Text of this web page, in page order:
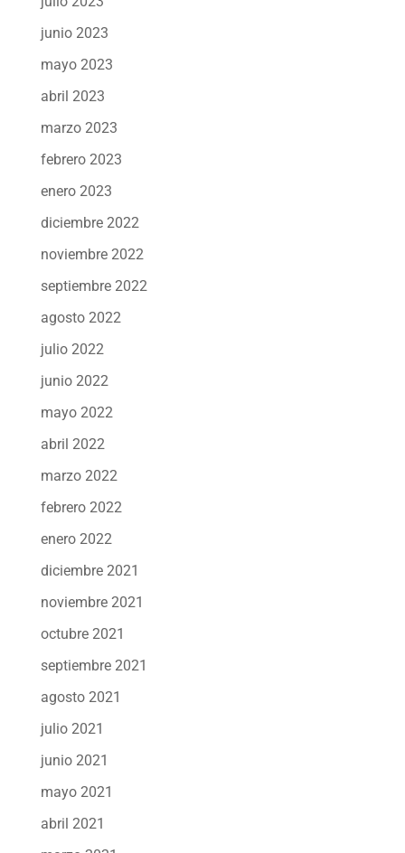
junio 2023
mayo 2023
abril 2023
marzo 2023
febrero 2023
enero 2023
diciembre 2022
noviembre 2022
septiembre 2022
agosto 2022
julio 2022
junio 2022
mayo 2022
abril 2022
marzo 2022
febrero 2022
enero 2022
diciembre 2021
noviembre 2021
octubre 2021
septiembre 2021
agosto 2021
julio 2021
junio 2021
mayo 2021
abril 2021